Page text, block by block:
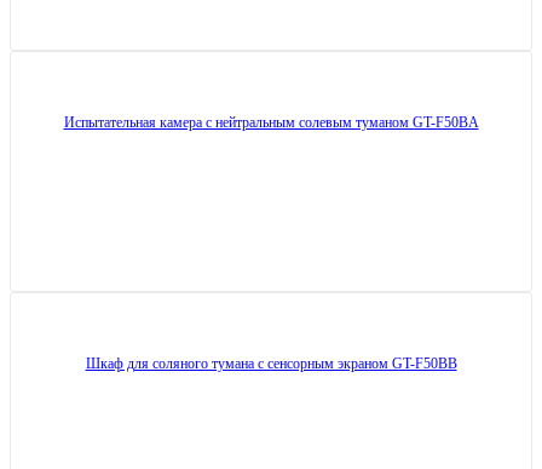
Испытательная камера с нейтральным солевым туманом GT-F50BA
Шкаф для соляного тумана с сенсорным экраном GT-F50BB